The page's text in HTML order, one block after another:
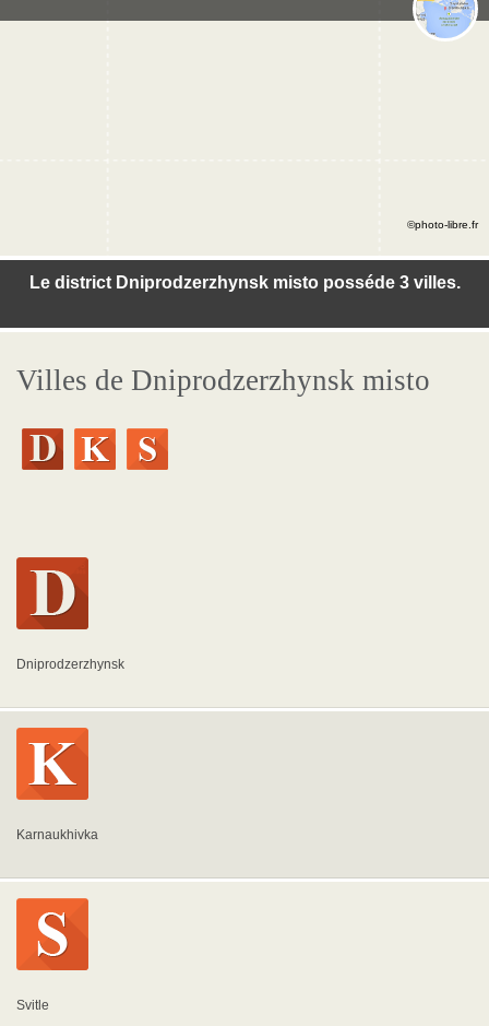
Le district Dniprodzerzhynsk misto posséde 3 villes.
©photo-libre.fr
Villes de Dniprodzerzhynsk misto
Dniprodzerzhynsk
Karnaukhivka
Svitle